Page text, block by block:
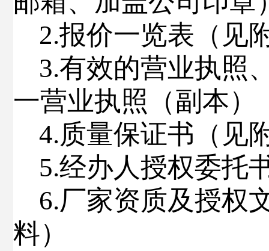
2.报价一览表（见
3.有效的营业执照
一营业执照（副本）
4.质量保证书（见
5.经办人授权委托
6.厂家资质及授权
料）